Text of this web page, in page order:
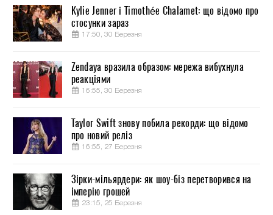
Kylie Jenner і Timothée Chalamet: що відомо про
стосунки зараз
17:50, 30 Березня
Zendaya вразила образом: мережа вибухнула
реакціями
16:55, 30 Березня
Taylor Swift знову побила рекорди: що відомо
про новий реліз
16:55, 27 Березня
Зірки-мільярдери: як шоу-біз перетворився на
імперію грошей
23:15, 25 Березня